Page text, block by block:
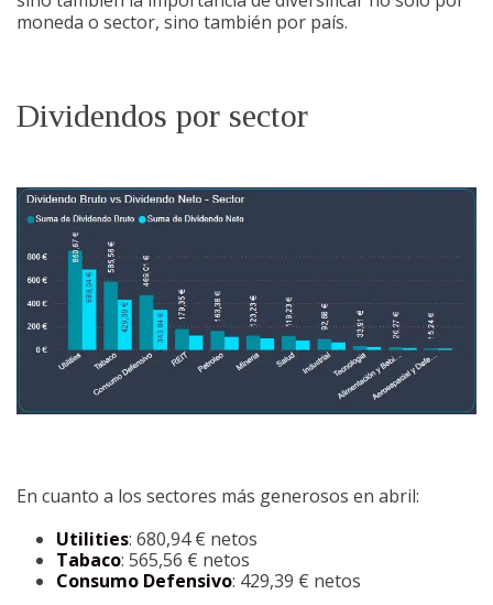
moneda o sector, sino también por país.
Dividendos por sector
En cuanto a los sectores más generosos en abril:
Utilities: 680,94 € netos
Tabaco: 565,56 € netos
Consumo Defensivo: 429,39 € netos